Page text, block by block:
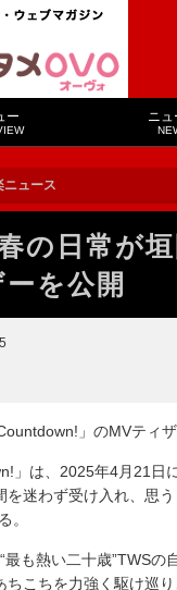
ー ニュ
ニュース
の日常が
を公開
」のMVティザ
」は、2025年4月21日
を迷わず受け入れ、思
。
も熱い二十歳”TWSの
ちこちを力強く駆け巡